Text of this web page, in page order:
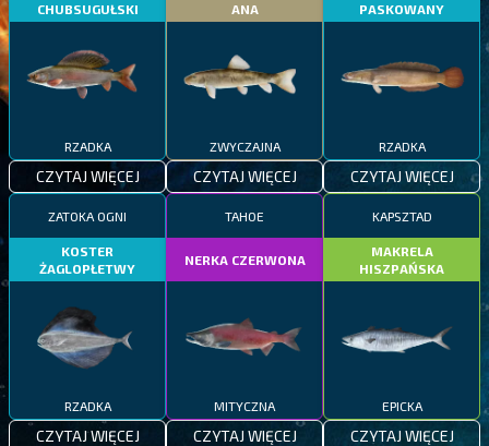
CHUBSUGUŁSKI
RZADKA
CZYTAJ WIĘCEJ
ANA
ZWYCZAJNA
CZYTAJ WIĘCEJ
PASKOWANY
RZADKA
CZYTAJ WIĘCEJ
ZATOKA OGNI
KOSTER
ŻAGLOPŁETWY
RZADKA
CZYTAJ WIĘCEJ
TAHOE
NERKA CZERWONA
MITYCZNA
CZYTAJ WIĘCEJ
KAPSZTAD
MAKRELA
HISZPAŃSKA
EPICKA
CZYTAJ WIĘCEJ